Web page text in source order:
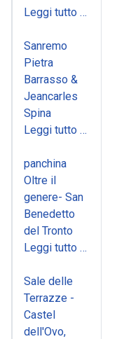
Leggi tutto …
Sanremo
Pietra
Barrasso &
Jeancarles
Spina
Leggi tutto …
panchina
Oltre il
genere- San
Benedetto
del Tronto
Leggi tutto …
Sale delle
Terrazze -
Castel
dell'Ovo,